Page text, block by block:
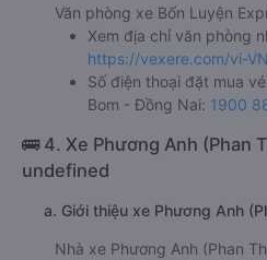
Văn phòng xe Bốn Luyện
Xem địa chỉ văn phòng
https://vexere.com/vi-
Số điện thoại đặt mua
Bom - Đồng Nai: 1900
🚌 4. Xe Phương Anh (Phan
undefined
a. Giới thiệu xe Phương Anh
Nhà xe Phương Anh (Phan